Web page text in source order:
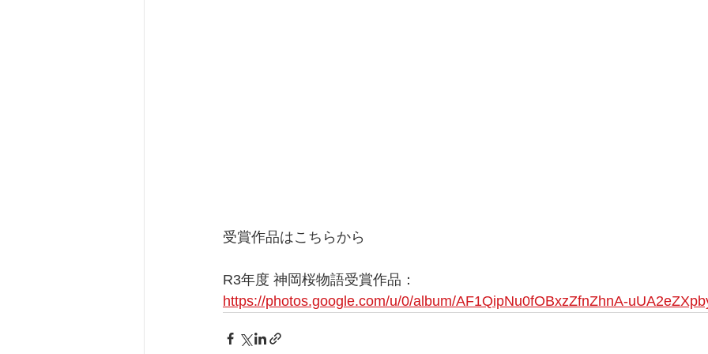
受賞作品はこちらから
R3年度 神岡桜物語受賞作品：
https://photos.google.com/u/0/album/AF1QipNu0fOBxzZfnZhnA-